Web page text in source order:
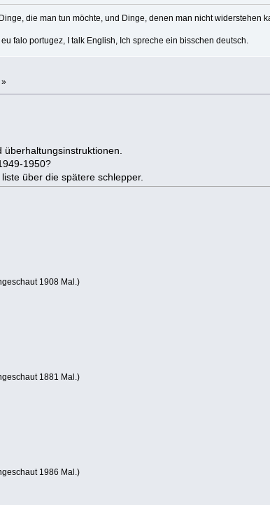
die man tun möchte, und Dinge, denen man nicht widerstehen
falo portugez, I talk English, Ich spreche ein bisschen deutsch.
»
überhaltungsinstruktionen.
1950?
über die spätere schlepper.
1908 Mal.)
1881 Mal.)
1986 Mal.)